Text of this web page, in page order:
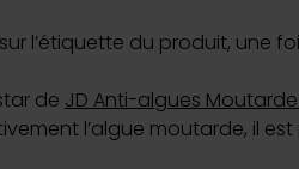
l’étiquette du produit, une
de JD Anti-algues
l’algue moutarde, il